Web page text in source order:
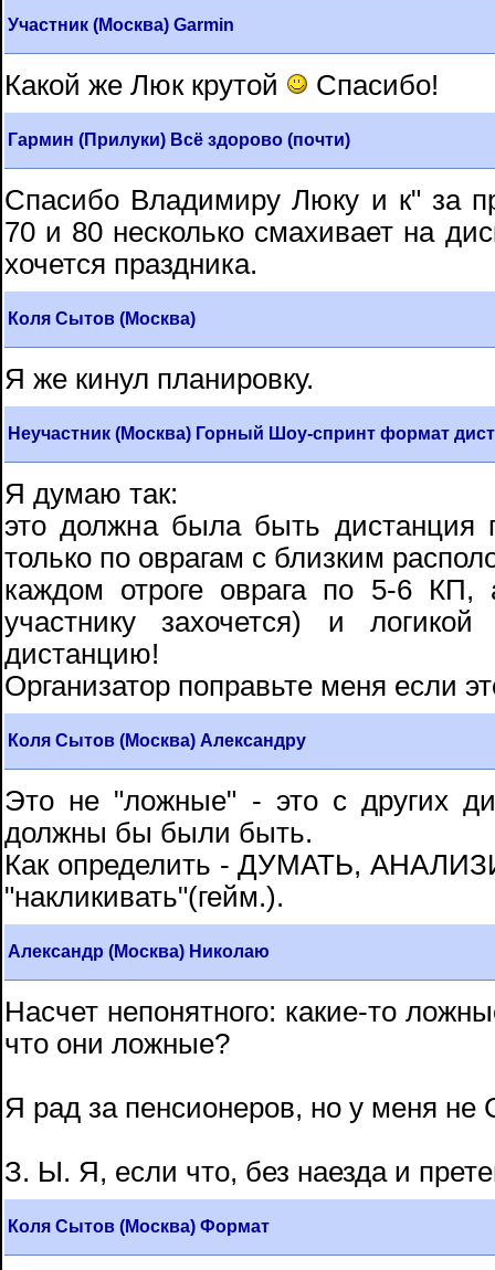
Участник (Москва) Garmin
Какой же Люк крутой Спасибо!
Гармин (Прилуки) Всё здорово (почти)
Спасибо Владимиру Люку и к" за
70 и 80 несколько смахивает на
хочется праздника.
Коля Сытов (Москва)
Я же кинул планировку.
Неучастник (Москва) Горный Шоу-спринт формат
Я думаю так:
это должна была быть дистанция
только по оврагам с близким
каждом отроге оврага по 5-6
участнику захочется) и
дистанцию!
Организатор поправьте меня если
Коля Сытов (Москва) Александру
Это не "ложные" - это с других
должны бы были быть.
Как определить - ДУМАТЬ,
"накликивать"(гейм.).
Александр (Москва) Николаю
Насчет непонятного: какие-то
что они ложные?
Я рад за пенсионеров, но у меня не
З. Ы. Я, если что, без наезда и
Коля Сытов (Москва) Формат